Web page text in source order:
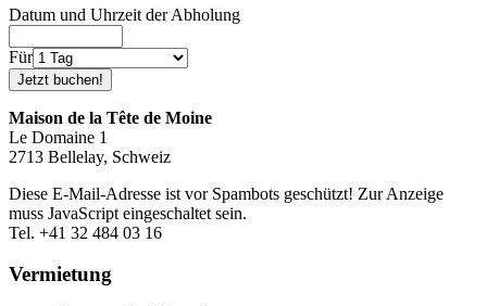
Datum und Uhrzeit der Abholung
Für
Maison de la Tête de Moine
Le Domaine 1
2713 Bellelay, Schweiz
Diese E-Mail-Adresse ist vor Spambots geschützt! Zur Anzeige
muss JavaScript eingeschaltet sein.
Tel. +41 32 484 03 16
Vermietung